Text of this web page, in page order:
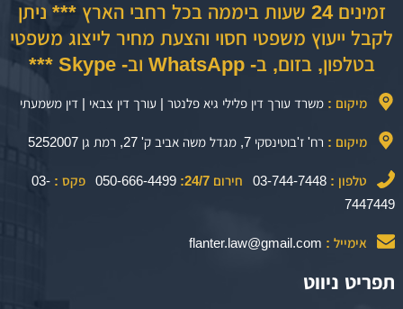
זמינים 24 שעות ביממה בכל רחבי הארץ *** ניתן
לקבל ייעוץ משפטי חסוי והצעת מחיר לייצוג משפטי
בטלפון, בזום, ב- WhatsApp וב- Skype ***
מיקום : משרד עורך דין פלילי גיא פלנטר | עורך דין צבאי | דין משמעתי
מיקום : רח' ז'בוטינסקי 7, מגדל משה אביב ק' 27, רמת גן 5252007
טלפון : 03-744-7448 חירום 24/7: 050-666-4499 פקס : 03-
7447449
אימייל : flanter.law@gmail.com
תפריט ניווט